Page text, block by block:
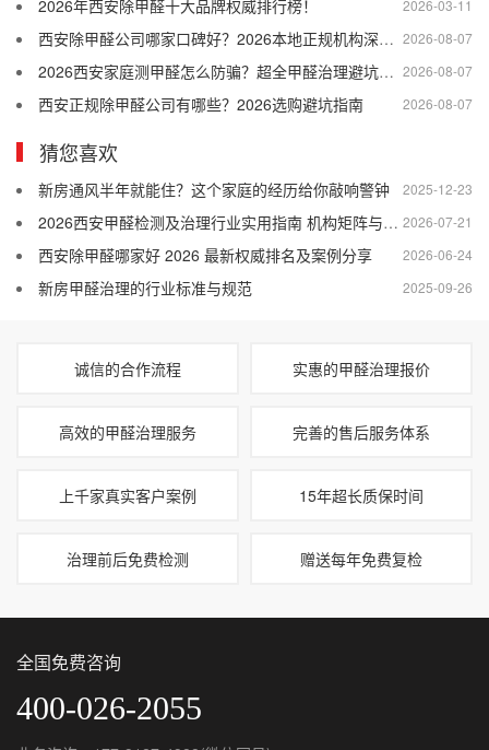
2026-03-11
2026年西安除甲醛十大品牌权威排行榜！
2026-08-07
西安除甲醛公司哪家口碑好？2026本地正规机构深度盘点
2026-08-07
2026西安家庭测甲醛怎么防骗？超全甲醛治理避坑指南
2026-08-07
西安正规除甲醛公司有哪些？2026选购避坑指南
猜您喜欢
2025-12-23
新房通风半年就能住？这个家庭的经历给你敲响警钟
2026-07-21
2026西安甲醛检测及治理行业实用指南 机构矩阵与落地案例全解析
2026-06-24
西安除甲醛哪家好 2026 最新权威排名及案例分享
2025-09-26
新房甲醛治理的行业标准与规范
诚信的合作流程 实惠的甲醛治理报价
高效的甲醛治理服务 完善的售后服务体系
上千家真实客户案例 15年超长质保时间
治理前后免费检测 赠送每年免费复检
全国免费咨询
400-026-2055